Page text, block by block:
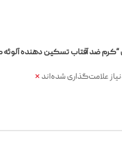
“کرم ضد آفتاب تسکین دهنده
علامت‌گذاری شده‌اند *